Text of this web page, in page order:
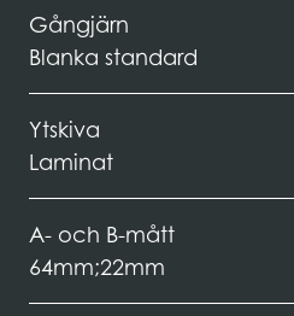
Gångjärn
Blanka standard
Ytskiva
Laminat
A- och B-mått
64mm;22mm